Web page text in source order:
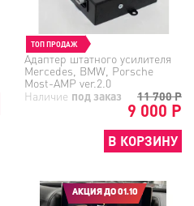
ТОП ПРОДАЖ
Адаптер штатного усилителя
Mercedes, BMW, Porsche
Most-AMP ver.2.0
11 700Р
9 000 Р
Наличие под заказ
В КОРЗИНУ
АКЦИЯ ДО 01.10